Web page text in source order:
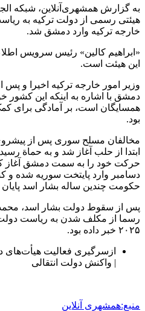
به گزارش همشهری‌آنلاین، شبکه
هیئتی رسمی از دولت ترکیه به
خارجه ترکیه وارد دمشق شد.
«ابراهیم کالین» رئیس سرویس
این هیئت است.
وزیر امور خارجه ترکیه اخیرا و
دمشق با اشاره به اینکه این کشور
همسایگان است، بر آمادگی برای
بود.
مخالفان مسلح سوری پس از
ابتدا از حلب آغاز شد و به حماة
حرکت خود را به سمت دمشق آغاز
دسامبر وارد پایتخت سوریه شده و
حکومت چندین ساله بشار اسد پایان
پس از سقوط دولت بشار اسد،
رسما از مکلف شدن به ریاست دولت
۲۰۲۵ خبر داده بود.
| واکنش دولت انتقالی
منبع:همشهری آنلاین